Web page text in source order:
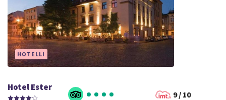
HOTELLI
Hotel Ester
9 / 10